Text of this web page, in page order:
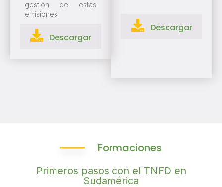
gestión de estas
emisiones.
Descargar
Descargar
Formaciones
Primeros pasos con el TNFD en
Sudamérica